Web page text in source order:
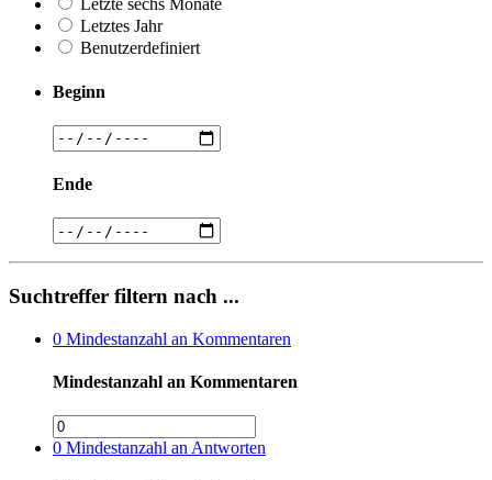
Letzte sechs Monate
Letztes Jahr
Benutzerdefiniert
Beginn
Ende
Suchtreffer filtern nach ...
0 Mindestanzahl an Kommentaren
Mindestanzahl an Kommentaren
0 Mindestanzahl an Antworten